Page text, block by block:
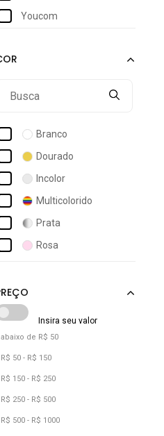
Youcom
Branco
Dourado
Incolor
Multicolorido
Prata
Rosa
abaixo de R$ 50
R$ 50 - R$ 150
R$ 150 - R$ 250
R$ 250 - R$ 500
R$ 500 - R$ 1000